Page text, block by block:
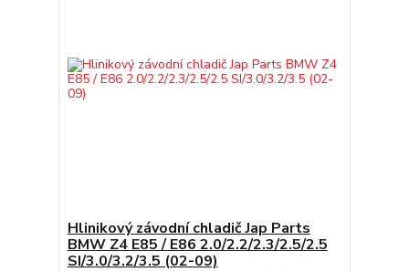
Hlinikový závodní chladič Jap Parts
BMW Z4 E85 / E86 2.0/2.2/2.3/2.5/2.5
SI/3.0/3.2/3.5 (02-09)